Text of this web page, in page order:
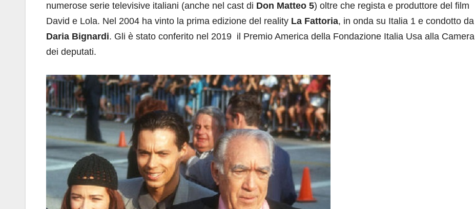
numerose serie televisive italiani (anche nel cast di Don Matteo 5) oltre che regista e produttore del film
David e Lola. Nel 2004 ha vinto la prima edizione del reality La Fattoria, in onda su Italia 1 e condotto da
Daria Bignardi. Gli è stato conferito nel 2019 il Premio America della Fondazione Italia Usa alla Camera
dei deputati.